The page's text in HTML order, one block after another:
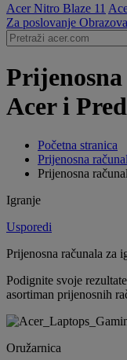
Acer Nitro Blaze 11
Za poslovanje
Acer i
Početna stranica
Prijenosna
Prijenosna
Igranje
Usporedi
Prijenosna računala za
Podignite svoje
asortiman prijenosnih
Oružarnica